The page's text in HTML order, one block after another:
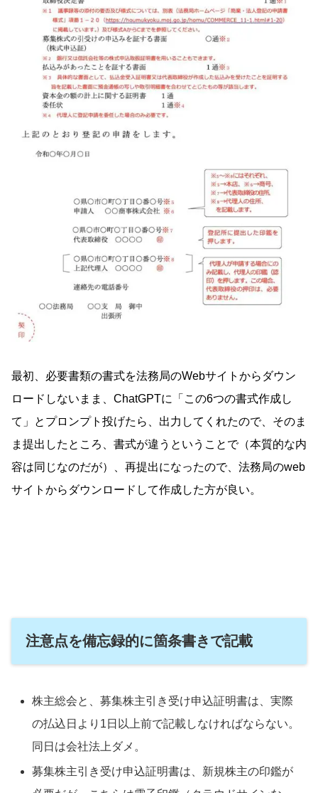
最初、必要書類の書式を法務局のWebサイトからダウン
ロードしないまま、ChatGPTに「この6つの書式作成し
て」とプロンプト投げたら、出力してくれたので、そのま
ま提出したところ、書式が違うということで（本質的な内
容は同じなのだが）、再提出になったので、法務局のweb
サイトからダウンロードして作成した方が良い。
注意点を備忘録的に箇条書きで記載
株主総会と、募集株主引き受け申込証明書は、実際
の払込日より1日以上前で記載しなければならない。
同日は会社法上ダメ。
募集株主引き受け申込証明書は、新規株主の印鑑が